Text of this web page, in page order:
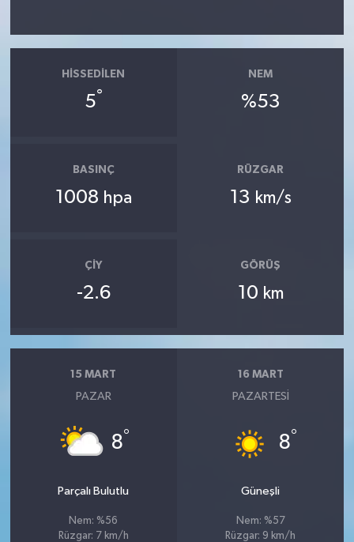
HISSEDILEN
5°
NEM
%53
BASINÇ
1008 hpa
RÜZGAR
13 km/s
ÇIY
-2.6
GÖRÜŞ
10 km
15 MART
PAZAR
8°
Parçalı Bulutlu
Nem: %56
Rüzgar: 7 km/h
16 MART
PAZARTESI
8°
Güneşli
Nem: %57
Rüzgar: 9 km/h